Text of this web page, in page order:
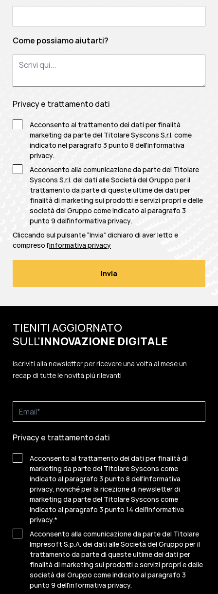
Come possiamo aiutarti?
Privacy e trattamento dati
Acconsento al trattamento dei dati per finalità
marketing da parte del Titolare Syscons S.r.l. come
indicato nel paragrafo 3 punto 8 dell'informativa
privacy.
Acconsento alla comunicazione da parte del Titolare
Syscons S.r.l. dei dati alle Società del Gruppo per il
trattamento da parte di queste ultime dei dati per
finalità di marketing sui prodotti e servizi propri e delle
società del Gruppo come indicato al paragrafo 3
punto 9 dell'informativa privacy.
Cliccando sul pulsante “Invia” dichiaro di aver letto e
compreso l’informativa privacy
TIENITI AGGIORNATO
SULL'INNOVAZIONE DIGITALE
Iscriviti alla newsletter per ricevere una volta al mese un
recap di tutte le novità più rilevanti
Privacy e trattamento dati
Acconsento al trattamento dei dati per finalità di
marketing da parte del Titolare Syscons come
indicato al paragrafo 3 punto 8 dell'informativa
privacy, nonché per la ricezione di newsletter di
marketing da parte del Titolare Syscons come
indicato al paragrafo 3 punto 14 dell'informativa
privacy.*
Acconsento alla comunicazione da parte del Titolare
Impresoft S.p.A. dei dati alle Società del Gruppo per il
trattamento da parte di queste ultime dei dati per
finalità di marketing sui prodotti e servizi propri e delle
società del Gruppo come indicato al paragrafo 3
punto 9 dell'informativa privacy.